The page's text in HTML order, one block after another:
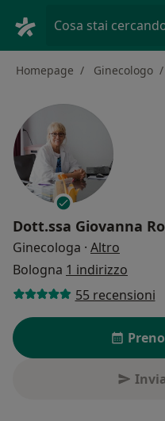
Cosa stai
Homepage Ginecologo
Dott.ssa Giovanna
Ginecologa · Altro
Bologna 1 indirizzo
55 recensioni